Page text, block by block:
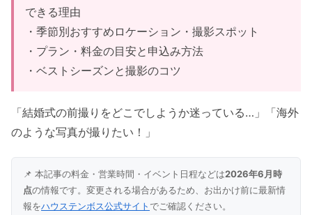
できる理由
・季節別おすすめロケーション・撮影スポット
・プラン・料金の目安と申込み方法
・ベストシーズンと撮影のコツ
「結婚式の前撮りをどこでしようか迷っている…」「海外
のような写真が撮りたい！」
📌 本記事の料金・営業時間・イベント日程などは2026年6月時
点の情報です。変更される場合があるため、お出かけ前に最新情
報をハウステンボス公式サイト でご確認ください。